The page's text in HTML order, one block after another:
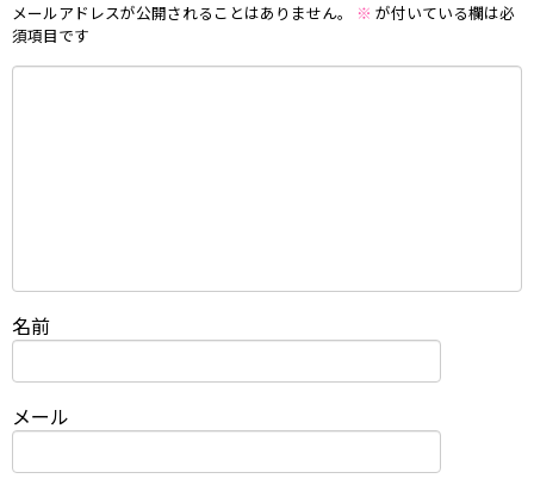
メールアドレスが公開されることはありません。 ※ が付いている欄は必
須項目です
名前
メール